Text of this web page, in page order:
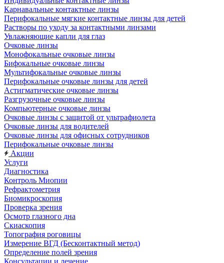
Карнавальные контактные линзы
Перифокальные мягкие контактные линзы для детей
Растворы по уходу за контактными линзами
Увлажняющие капли для глаз
Очковые линзы
Монофокальные очковые линзы
Бифокальные очковые линзы
Мультифокальные очковые линзы
Перифокальные очковые линзы для детей
Астигматические очковые линзы
Разгрузочные очковые линзы
Компьютерные очковые линзы
Очковые линзы с защитой от ультрафиолета
Очковые линзы для водителей
Очковые линзы для офисных сотрудников
Перифокальные очковые линзы
Акции
Услуги
Диагностика
Контроль Миопии
Рефрактометрия
Биомикроскопия
Проверка зрения
Осмотр глазного дна
Скиаскопия
Топография роговицы
Измерение ВГД (Бесконтактный метод)
Определение полей зрения
Консультации и лечение